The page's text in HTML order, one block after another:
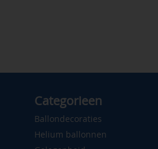
Categorieen
Ballondecoraties
Helium ballonnen